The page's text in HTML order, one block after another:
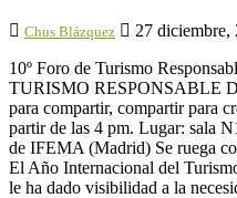
Chus Blázquez
27 diciembre,
10º Foro de Turismo
TURISMO RESPONSABLE
para compartir, compartir para
partir de las 4 pm. Lugar: sala
de IFEMA (Madrid) Se ruega
El Año Internacional del
le ha dado visibilidad a la